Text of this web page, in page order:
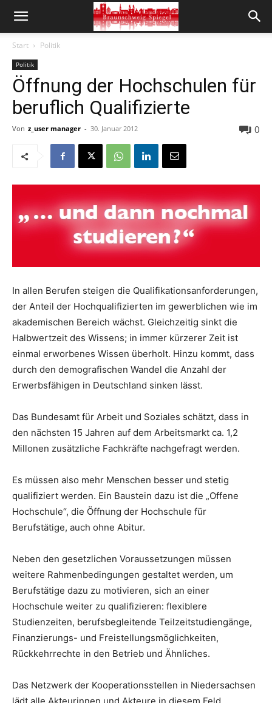
Start Politik
Politik
Öffnung der Hochschulen für
beruflich Qualifizierte
Von z_user manager - 30. Januar 2012 0
In allen Berufen steigen die Qualifikationsanforderungen,
der Anteil der Hochqualifizierten im gewerblichen wie im
akademischen Bereich wächst. Gleichzeitig sinkt die
Halbwertzeit des Wissens; in immer kürzerer Zeit ist
einmal erworbenes Wissen überholt. Hinzu kommt, dass
durch den demografischen Wandel die Anzahl der
Erwerbsfähigen in Deutschland sinken lässt.
Das Bundesamt für Arbeit und Soziales schätzt, dass in
den nächsten 15 Jahren auf dem Arbeitsmarkt ca. 1,2
Millonen zusätzliche Fachkräfte nachgefragt werden.
Es müssen also mehr Menschen besser und stetig
qualifiziert werden. Ein Baustein dazu ist die „Offene
Hochschule“, die Öffnung der Hochschule für
Berufstätige, auch ohne Abitur.
Neben den gesetzlichen Voraussetzungen müssen
weitere Rahmenbedingungen gestaltet werden, um
Berufstätige dazu zu motivieren, sich an einer
Hochschule weiter zu qualifizieren: flexiblere
Studienzeiten, berufsbegleitende Teilzeitstudiengänge,
Finanzierungs- und Freistellungsmöglichkeiten,
Rückkehrrechte in den Betrieb und Ähnliches.
Das Netzwerk der Kooperationsstellen in Niedersachsen